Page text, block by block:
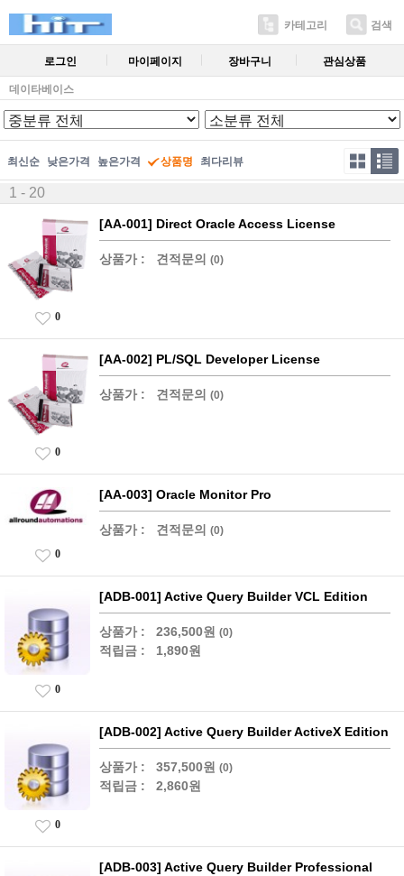
카테고리 검색
로그인 마이페이지 장바구니 관심상품
데이타베이스
최신순 낮은가격 높은가격 상품명 최다리뷰
1 - 20
[AA-001] Direct Oracle Access License
상품가 : 견적문의 (0)
0
[AA-002] PL/SQL Developer License
상품가 : 견적문의 (0)
0
[AA-003] Oracle Monitor Pro
상품가 : 견적문의 (0)
0
[ADB-001] Active Query Builder VCL Edition
상품가 : 236,500원 (0)
적립금 : 1,890원
0
[ADB-002] Active Query Builder ActiveX Edition
상품가 : 357,500원 (0)
적립금 : 2,860원
0
[ADB-003] Active Query Builder Professional